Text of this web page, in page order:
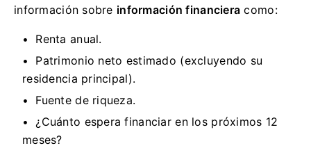
información sobre información financiera como:
Renta anual.
Patrimonio neto estimado (excluyendo su
residencia principal).
Fuente de riqueza.
¿Cuánto espera financiar en los próximos 12
meses?